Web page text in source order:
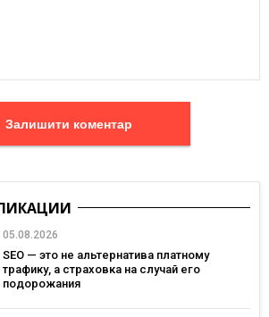
Залишити коментар
05.08.2026
SEO — это не альтернатива платному
трафику, а страховка на случай его
подорожания